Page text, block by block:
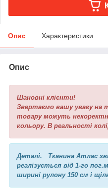
Опис Характеристики
Опис
Шановні клієнти!
Звертаємо вашу увагу
товару можуть
кольору. В реальності
Деталі.
Тканина Атлас
реалізується від 1-го
ширині рулону 150 см і